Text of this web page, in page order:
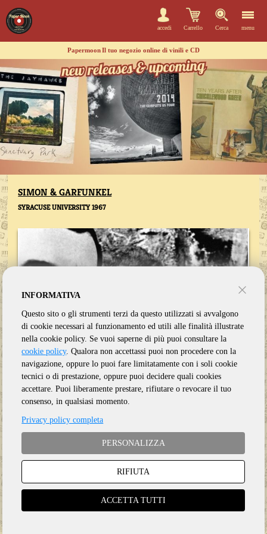
accedi Carrello Cerca menu
PapermoonIl tuo negozio online di vinili e CD
SIMON & GARFUNKEL
SYRACUSE UNIVERSITY 1967
Anno:2025
INFORMATIVA
Questo sito o gli strumenti terzi da questo utilizzati si avvalgono
di cookie necessari al funzionamento ed utili alle finalità illustrate
nella cookie policy. Se vuoi saperne di più puoi consultare la
cookie policy. Qualora non accettassi puoi non procedere con la
navigazione, oppure lo puoi fare limitatamente con i soli cookie
tecnici o di prestazione, oppure puoi decidere quali cookies
accettare. Puoi liberamente prestare, rifiutare o revocare il tuo
consenso, in qualsiasi momento.
Privacy policy completa
PERSONALIZZA
RIFIUTA
ACCETTA TUTTI